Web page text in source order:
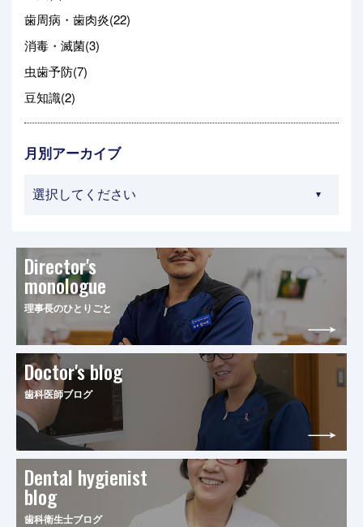
歯周病・歯肉炎(22)
消毒・滅菌(3)
虫歯予防(7)
豆知識(2)
月別アーカイブ
Director's
monologue
理事長のひとりごと
Doctor's blog
歯科医師ブログ
Dental hygienist
blog
歯科衛生士ブログ